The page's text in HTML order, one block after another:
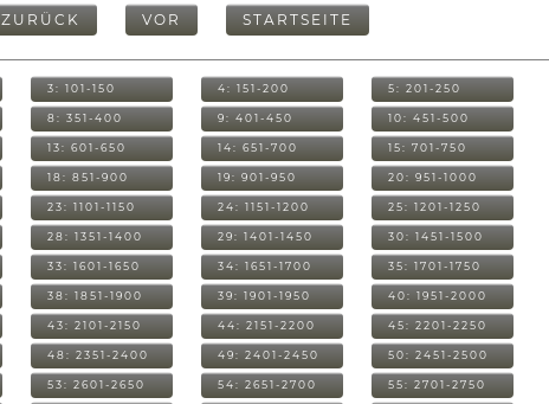
ZURÜCK VOR STARTSEITE
3: 101-150 4: 151-200 5: 201-250
8: 351-400 9: 401-450 10: 451-500
13: 601-650 14: 651-700 15: 701-750
18: 851-900 19: 901-950 20: 951-1000
23: 1101-1150 24: 1151-1200 25: 1201-1250
28: 1351-1400 29: 1401-1450 30: 1451-1500
33: 1601-1650 34: 1651-1700 35: 1701-1750
38: 1851-1900 39: 1901-1950 40: 1951-2000
43: 2101-2150 44: 2151-2200 45: 2201-2250
48: 2351-2400 49: 2401-2450 50: 2451-2500
53: 2601-2650 54: 2651-2700 55: 2701-2750